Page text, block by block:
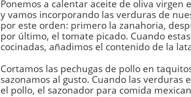
Ponemos a calentar aceite de oliva virgen
y vamos incorporando las verduras de
por este orden: primero la zanahoria,
por último, el tomate picado. Cuando
cocinadas, añadimos el contenido de la
Cortamos las pechugas de pollo en
sazonamos al gusto. Cuando las verduras
el pollo, el sazonador para comida